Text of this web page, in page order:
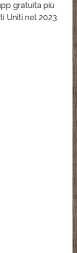
gratuita più
Uniti nel 2023.